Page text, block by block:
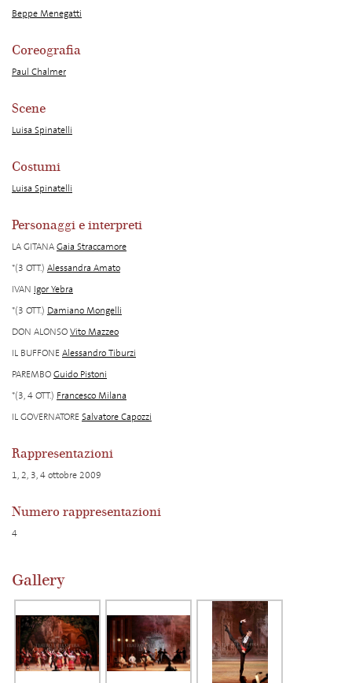
Beppe Menegatti
Coreografia
Paul Chalmer
Scene
Luisa Spinatelli
Costumi
Luisa Spinatelli
Personaggi e interpreti
LA GITANAGaia Straccamore
*(3 OTT.) Alessandra Amato
IVAN Igor Yebra
*(3 OTT.) Damiano Mongelli
DON ALONSOVito Mazzeo
IL BUFFONEAlessandro Tiburzi
PAREMBOGuido Pistoni
*(3, 4 OTT.) Francesco Milana
IL GOVERNATORESalvatore Capozzi
Rappresentazioni
1, 2, 3, 4 ottobre 2009
Numero rappresentazioni
4
Gallery